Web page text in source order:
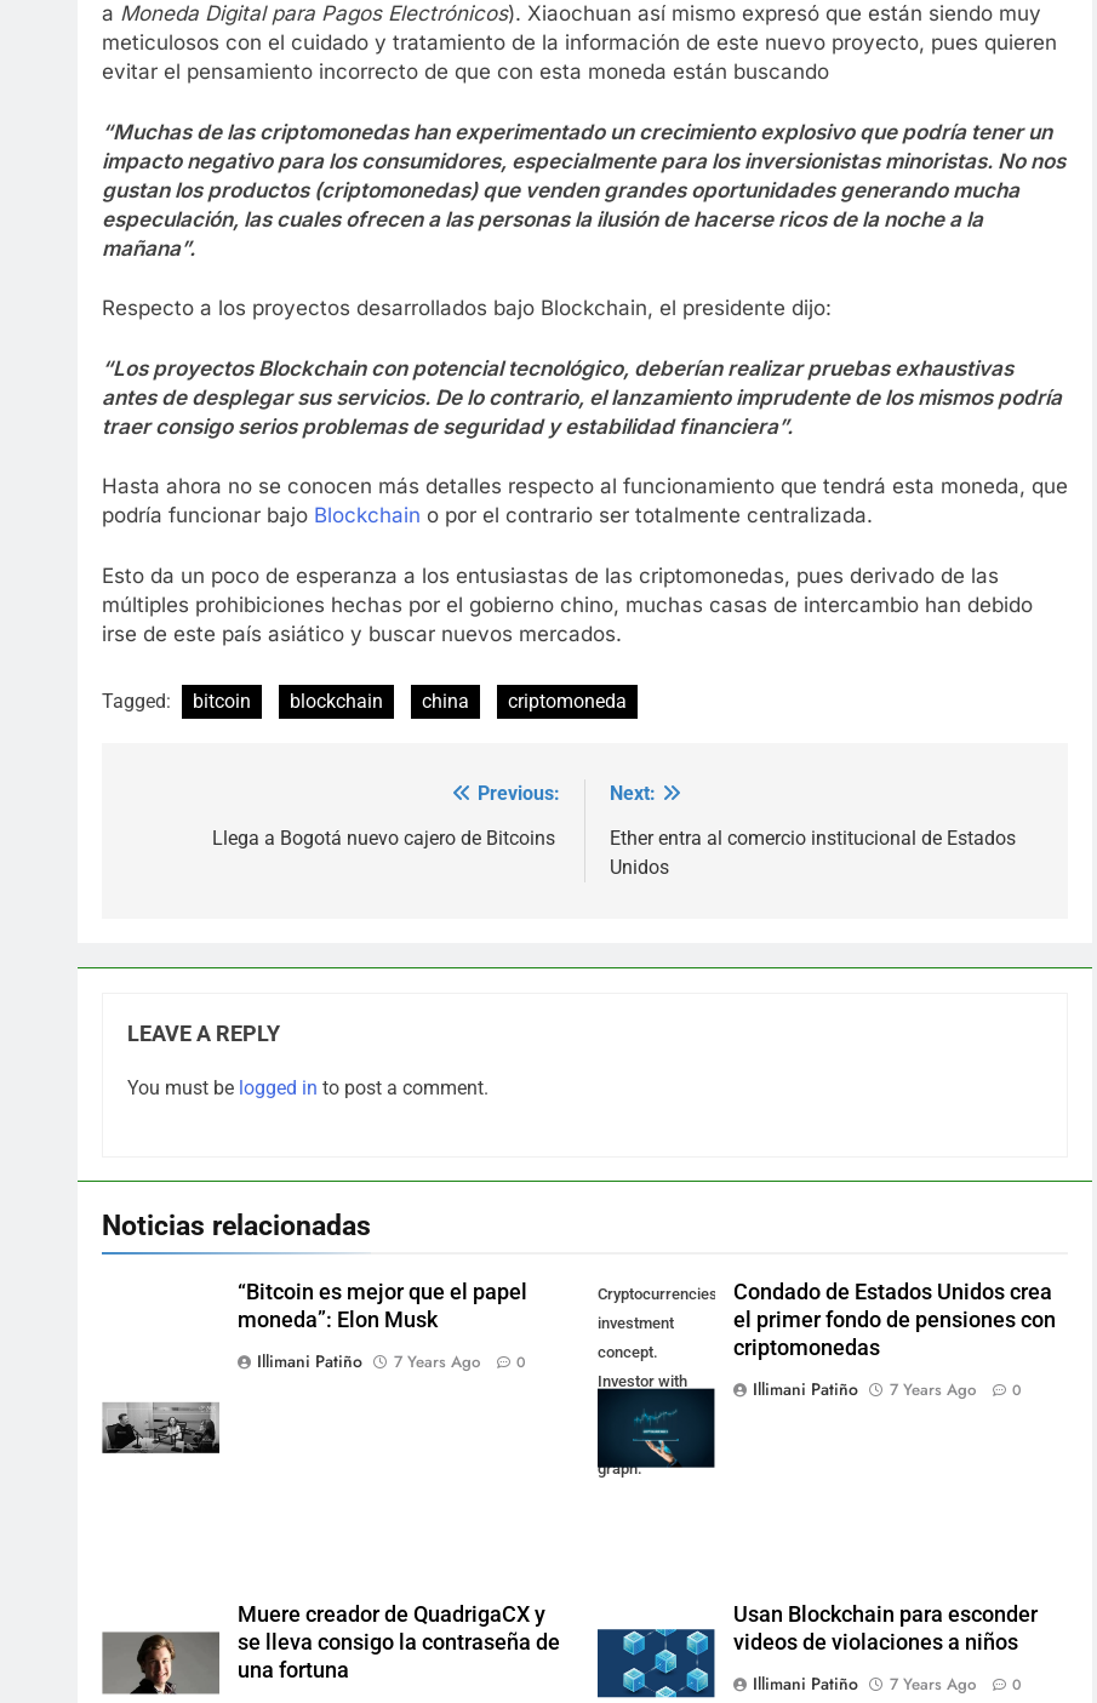
a Moneda Digital para Pagos Electrónicos). Xiaochuan así mismo expresó que están siendo muy
meticulosos con el cuidado y tratamiento de la información de este nuevo proyecto, pues quieren
evitar el pensamiento incorrecto de que con esta moneda están buscando
“Muchas de las criptomonedas han experimentado un crecimiento explosivo que podría tener un
impacto negativo para los consumidores, especialmente para los inversionistas minoristas. No nos
gustan los productos (criptomonedas) que venden grandes oportunidades generando mucha
especulación, las cuales ofrecen a las personas la ilusión de hacerse ricos de la noche a la
mañana”.
Respecto a los proyectos desarrollados bajo Blockchain, el presidente dijo:
“Los proyectos Blockchain con potencial tecnológico, deberían realizar pruebas exhaustivas
antes de desplegar sus servicios. De lo contrario, el lanzamiento imprudente de los mismos podría
traer consigo serios problemas de seguridad y estabilidad financiera”.
Hasta ahora no se conocen más detalles respecto al funcionamiento que tendrá esta moneda, que
podría funcionar bajo Blockchain o por el contrario ser totalmente centralizada.
Esto da un poco de esperanza a los entusiastas de las criptomonedas, pues derivado de las
múltiples prohibiciones hechas por el gobierno chino, muchas casas de intercambio han debido
irse de este país asiático y buscar nuevos mercados.
Tagged: bitcoin blockchain china criptomoneda
navigation
Previous:
Llega a Bogotá nuevo cajero de Bitcoins
Next:
Ether entra al comercio institucional de Estados
Unidos
LEAVE A REPLY
You must be logged in to post a comment.
Noticias relacionadas
“Bitcoin es mejor que el papel
moneda”: Elon Musk
Illimani Patiño
7 Years Ago 0
Cryptocurrencies
investment
concept.
Investor with
digital tablet and
virtual tradeview
graph.
Condado de Estados Unidos crea
el primer fondo de pensiones con
criptomonedas
Illimani Patiño
7 Years Ago 0
Muere creador de QuadrigaCX y
se lleva consigo la contraseña de
una fortuna
Usan Blockchain para esconder
videos de violaciones a niños
Illimani Patiño
7 Years Ago 0